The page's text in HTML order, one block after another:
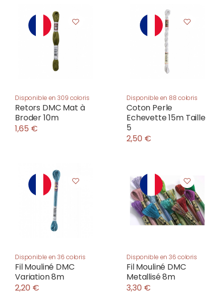
Disponible en 309 coloris
Retors DMC Mat à
Broder 10m
1,65 €
Disponible en 88 coloris
Coton Perle
Echevette 15m Taille
5
2,50 €
Disponible en 36 coloris
Fil Mouliné DMC
Variation 8m
2,20 €
Disponible en 36 coloris
Fil Mouliné DMC
Metallisé 8m
3,30 €